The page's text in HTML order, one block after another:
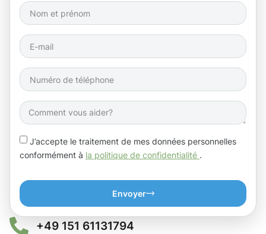
J’accepte le traitement de mes données personnelles
conformément à la politique de confidentialité .
Envoyer
+49 151 61131794